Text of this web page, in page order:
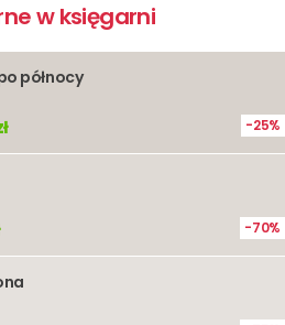
w księgarni
północy
25%
70%